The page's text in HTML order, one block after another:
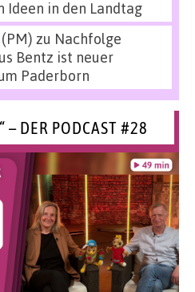
Ideen in den Landtag
zu Nachfolge
Bentz ist neuer
Paderborn
– DER PODCAST #28